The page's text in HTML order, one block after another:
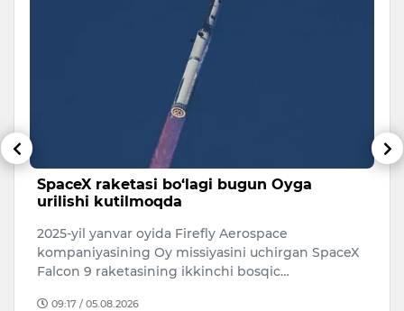
SpaceX raketasi bo‘lagi bugun Oyga
urilishi kutilmoqda
2025-yil yanvar oyida Firefly Aerospace
kompaniyasining Oy missiyasini uchirgan SpaceX
Falcon 9 raketasining ikkinchi bosqic…
09:17 / 05.08.2026